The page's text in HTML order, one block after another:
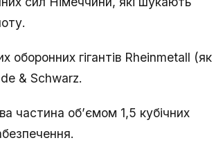
гігантів Rheinmetall (як
& Schwarz.
частина об’ємом 1,5 кубічних